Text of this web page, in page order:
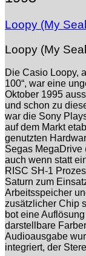
Loopy (My
Loopy (My
Die Casio Loopy,
100“, war eine
Oktober 1995
und schon zu
war die Sony
auf dem Markt
genutzten
Segas MegaDrive
auch wenn statt
RISC SH-1
Saturn zum
Arbeitsspeicher
zusätzlicher Chip
bot eine
darstellbare
Audioausgabe
integriert, der